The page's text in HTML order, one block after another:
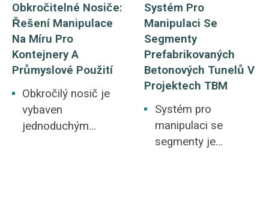
mechanizaci
průmyslových
procesů.
Obkročitelné Nosiče:
Řešení Manipulace
Na Míru Pro
Kontejnery A
Průmyslové Použití
Obkročilý nosič je
vybaven
jednoduchým
Systém Pro
Manipulaci Se
Segmenty
Prefabrikovaných
Betonových Tunelů V
Projektech TBM
Systém pro
manipulaci se
segmenty je